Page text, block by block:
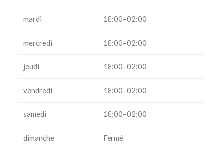
mardi 18:00–02:00
mercredi 18:00–02:00
jeudi 18:00–02:00
vendredi 18:00–02:00
samedi 18:00–02:00
dimanche Fermé